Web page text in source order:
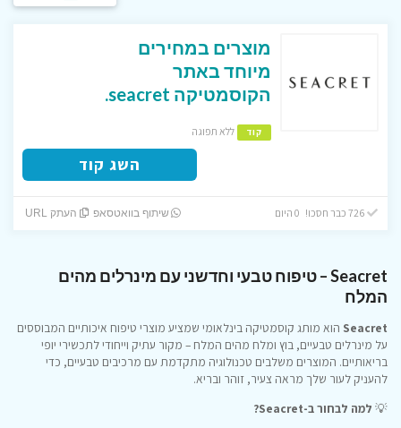
מוצרים במחירים
מיוחד באתר
הקוסמטיקה seacret.
קוד ללא תפוגה
השג קוד
726 כבר חסכו! 0 היום שיתוף בוואטסאפ העתק URL
Seacret – טיפוח טבעי וחדשני עם מינרלים מהים
המלח
Seacret הוא מותג קוסמטיקה בינלאומי שמציע מוצרי טיפוח איכותיים המבוססים
על מינרלים טבעיים, בוץ ומלח מהים המלח – מקור עתיק וייחודי לתכשירי יופי
בריאותיים. המוצרים משלבים טכנולוגיה מתקדמת עם מרכיבים טבעיים, כדי
להעניק לעור שלך מראה צעיר, זוהר ובריא.
💡 למה לבחור ב-Seacret?